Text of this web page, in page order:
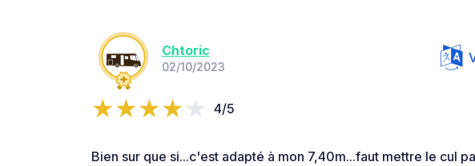
Chtoric
02/10/2023
4/5
Bien sur que si...c'est adapté à mon 7,40m...faut mettre le cul